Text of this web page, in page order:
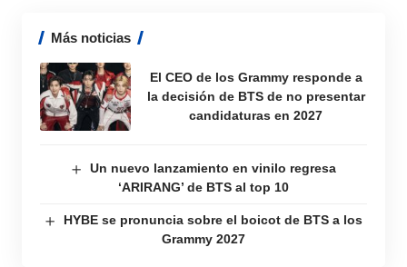
Más noticias
El CEO de los Grammy responde a
la decisión de BTS de no presentar
candidaturas en 2027
Un nuevo lanzamiento en vinilo regresa
‘ARIRANG’ de BTS al top 10
HYBE se pronuncia sobre el boicot de BTS a los
Grammy 2027